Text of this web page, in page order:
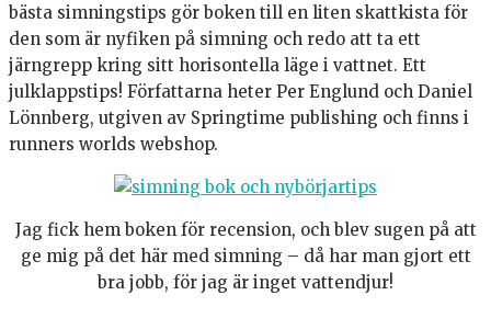
bästa simningstips gör boken till en liten skattkista för
den som är nyfiken på simning och redo att ta ett
järngrepp kring sitt horisontella läge i vattnet. Ett
julklappstips! Författarna heter Per Englund och Daniel
Lönnberg, utgiven av Springtime publishing och finns i
runners worlds webshop.
Jag fick hem boken för recension, och blev sugen på att
ge mig på det här med simning – då har man gjort ett
bra jobb, för jag är inget vattendjur!